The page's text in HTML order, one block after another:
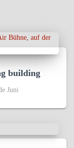
building
Juni